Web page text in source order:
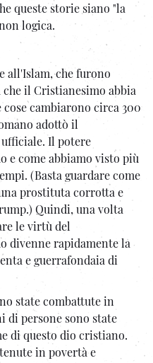
queste storie siano "la
logica.
all'Islam, che furono
il Cristianesimo abbia
cambiarono circa 300
adottò il
Il potere
e come abbiamo visto più
(Basta guardare come
prostituta corrotta e
Quindi, una volta
le virtù del
divenne rapidamente la
e guerrafondaia di
state combattute in
persone sono state
di questo dio cristiano.
in povertà e